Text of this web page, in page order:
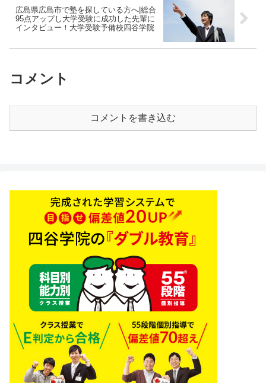
広島県広島市で塾を探している方へ|総合
95点アップし大学受験に成功した先輩に
インタビュー！大学受験予備校四谷学院
コメント
コメントを書き込む